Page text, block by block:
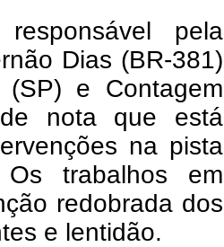
pela
Dias (BR-381)
e Contagem
nota que está
na pista
trabalhos em
redobrada dos
e lentidão.